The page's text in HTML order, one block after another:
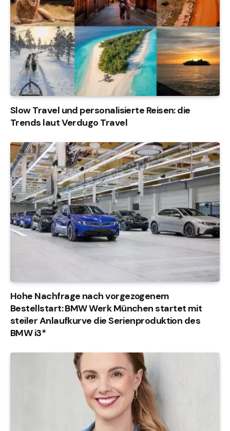
Slow Travel und personalisierte Reisen: die
Trends laut Verdugo Travel
Hohe Nachfrage nach vorgezogenem
Bestellstart: BMW Werk München startet mit
steiler Anlaufkurve die Serienproduktion des
BMW i3*